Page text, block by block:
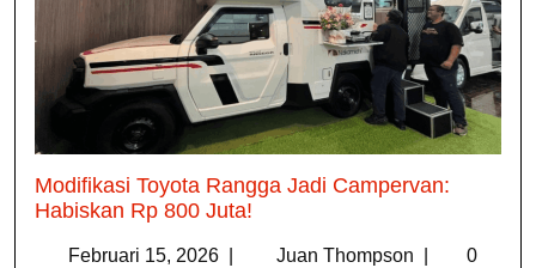
Modifikasi Toyota Rangga Jadi Campervan:
Habiskan Rp 800 Juta!
Februari 15, 2026 Juan Thompson
0